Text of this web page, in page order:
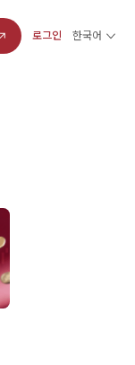
로그인 한국어